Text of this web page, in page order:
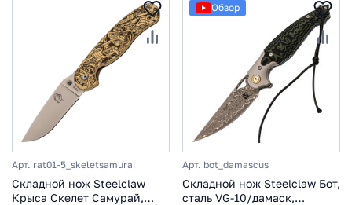
Арт. rat01-5_skeletsamurai
Складной нож Steelclaw
Крыса Скелет Самурай,
Обзор
Арт. bot_damascus
Складной нож Steelclaw Бот,
сталь VG-10/дамаск,